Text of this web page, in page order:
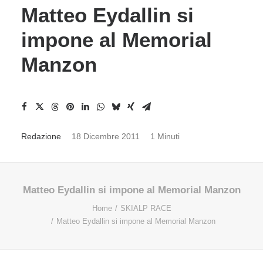
Matteo Eydallin si
impone al Memorial
Manzon
Redazione 18 Dicembre 2011 1 Minuti
Matteo Eydallin si impone al Memorial Manzon
Home
SKIALP RACE
Matteo Eydallin si impone al Memorial Manzon